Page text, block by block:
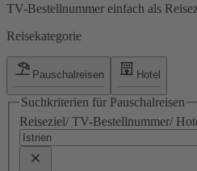
TV-Bestellnummer einfach als
Reisekategorie
Pauschalreisen Hotel
Suchkriterien für Pauschalreisen
Reiseziel/ TV-Bestellnummer/